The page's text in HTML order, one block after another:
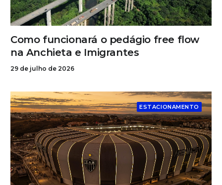
Como funcionará o pedágio free flow
na Anchieta e Imigrantes
29 de julho de 2026
ESTACIONAMENTO